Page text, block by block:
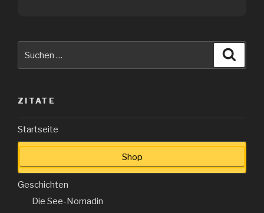
nach:
ZITATE
Startseite
Shop
Geschichten
Die See-Nomadin